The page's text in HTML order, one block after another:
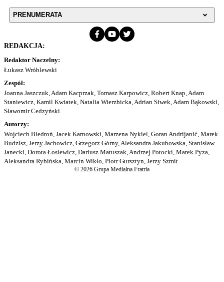
PRENUMERATA
REDAKCJA:
Redaktor Naczelny:
Łukasz Wróblewski
Zespół:
Joanna Jaszczuk, Adam Kacprzak, Tomasz Karpowicz, Robert Knap, Adam
Staniewicz, Kamil Kwiatek, Natalia Wierzbicka, Adrian Siwek, Adam Bąkowski,
Sławomir Cedzyński.
Autorzy:
Wojciech Biedroń, Jacek Karnowski, Marzena Nykiel, Goran Andrijanić, Marek
Budzisz, Jerzy Jachowicz, Grzegorz Górny, Aleksandra Jakubowska, Stanisław
Janecki, Dorota Łosiewicz, Dariusz Matuszak, Andrzej Potocki, Marek Pyza,
Aleksandra Rybińska, Marcin Wikło, Piotr Gursztyn, Jerzy Szmit.
© 2026 Grupa Medialna Fratria